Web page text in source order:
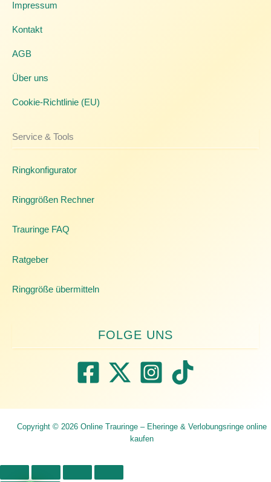
Impressum
Kontakt
AGB
Über uns
Cookie-Richtlinie (EU)
Service & Tools
Ringkonfigurator
Ringgrößen Rechner
Trauringe FAQ
Ratgeber
Ringgröße übermitteln
Copyright © 2026 Online Trauringe – Eheringe & Verlobungsringe online
kaufen